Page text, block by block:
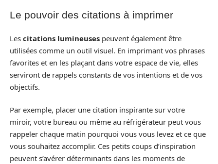
Le pouvoir des citations à imprimer
Les citations lumineuses peuvent également être
utilisées comme un outil visuel. En imprimant vos phrases
favorites et en les plaçant dans votre espace de vie, elles
serviront de rappels constants de vos intentions et de vos
objectifs.
Par exemple, placer une citation inspirante sur votre
miroir, votre bureau ou même au réfrigérateur peut vous
rappeler chaque matin pourquoi vous vous levez et ce que
vous souhaitez accomplir. Ces petits coups d’inspiration
peuvent s’avérer déterminants dans les moments de